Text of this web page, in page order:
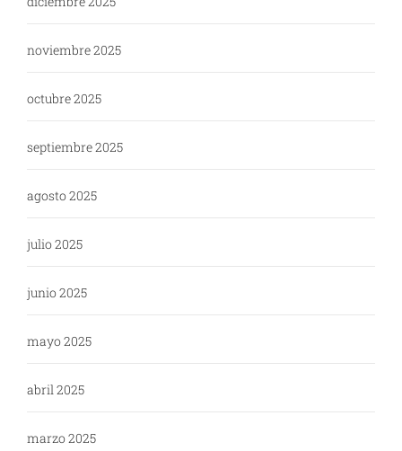
noviembre 2025
octubre 2025
septiembre 2025
agosto 2025
julio 2025
junio 2025
mayo 2025
abril 2025
marzo 2025